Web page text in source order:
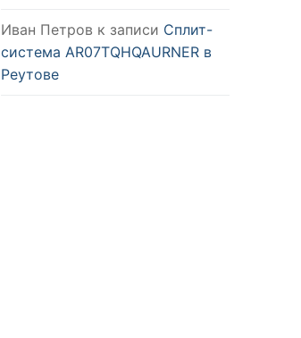
Иван Петров к записи Сплит-
система AR07TQHQAURNER в
Реутове